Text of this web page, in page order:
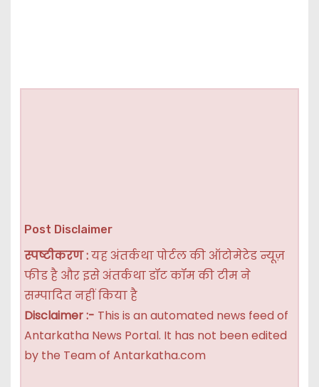
Post Disclaimer
स्पष्टीकरण :यह अंतर्कथा पोर्टल की ऑटोमेटेड न्यूज़
फीड है और इसे अंतर्कथा डॉट कॉम की टीम ने
सम्पादित नहीं किया है
Disclaimer :- This is an automated news feed of
Antarkatha News Portal. It has not been edited
by the Team of Antarkatha.com